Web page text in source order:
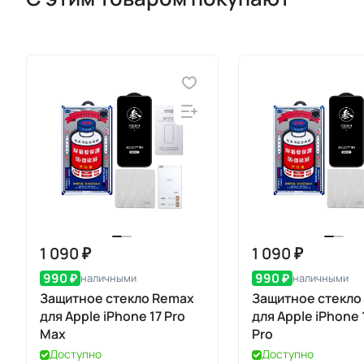
1 090 ₽
990 ₽ наличными
Защитное стекло Remax
для Apple iPhone 17 Pro
Max
Доступно
1 090 ₽
990 ₽ наличными
Защитное стекло
для Apple iPhone
Pro
Доступно